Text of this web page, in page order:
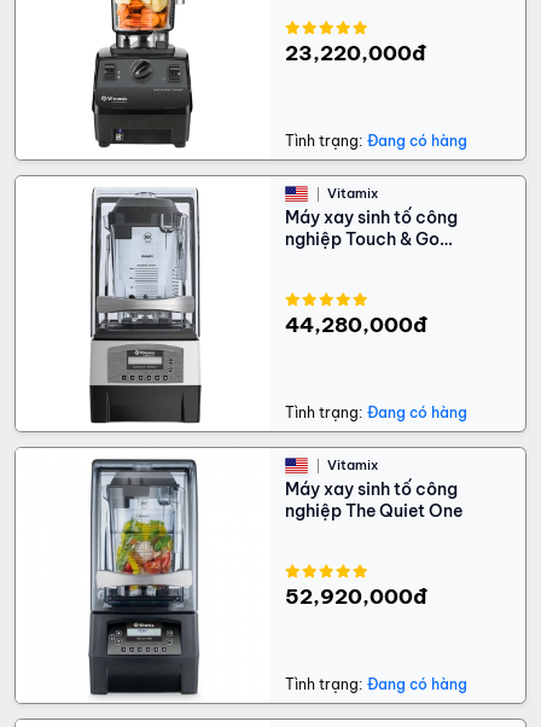
23,220,000đ
Tình trạng: Đang có hàng
Vitamix
Máy xay sinh tố công
nghiệp Touch & Go
44,280,000đ
Tình trạng: Đang có hàng
Vitamix
Máy xay sinh tố công
nghiệp The Quiet One
52,920,000đ
Tình trạng: Đang có hàng